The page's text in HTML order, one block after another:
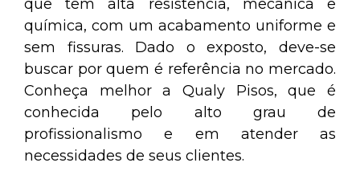
que tem alta resistência, mecânica e
química, com um acabamento uniforme e
sem fissuras. Dado o exposto, deve-se
buscar por quem é referência no mercado.
Conheça melhor a Qualy Pisos, que é
conhecida pelo alto grau de
profissionalismo e em atender as
necessidades de seus clientes.